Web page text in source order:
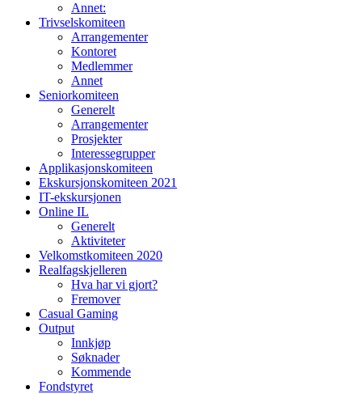
Annet:
Trivselskomiteen
Arrangementer
Kontoret
Medlemmer
Annet
Seniorkomiteen
Generelt
Arrangementer
Prosjekter
Interessegrupper
Applikasjonskomiteen
Ekskursjonskomiteen 2021
IT-ekskursjonen
Online IL
Generelt
Aktiviteter
Velkomstkomiteen 2020
Realfagskjelleren
Hva har vi gjort?
Fremover
Casual Gaming
Output
Innkjøp
Søknader
Kommende
Fondstyret